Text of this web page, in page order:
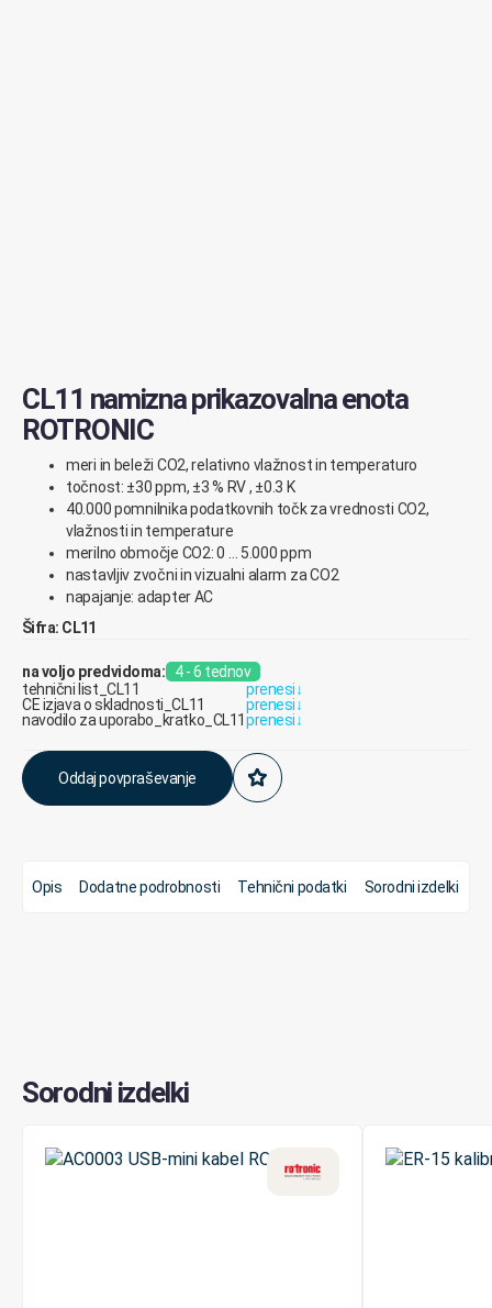
CL11 namizna prikazovalna enota
ROTRONIC
meri in beleži CO2, relativno vlažnost in temperaturo
točnost: ±30 ppm, ±3 % RV , ±0.3 K
40.000 pomnilnika podatkovnih točk za vrednosti CO2,
vlažnosti in temperature
merilno območje CO2: 0 … 5.000 ppm
nastavljiv zvočni in vizualni alarm za CO2
napajanje: adapter AC
Šifra: CL11
na voljo predvidoma:
4 - 6 tednov
tehnični list_CL11
prenesi↓
CE izjava o skladnosti_CL11
prenesi↓
navodilo za uporabo_kratko_CL11prenesi↓
Oddaj povpraševanje
Opis Dodatne podrobnosti Tehnični podatki Sorodni izdelki
Sorodni izdelki